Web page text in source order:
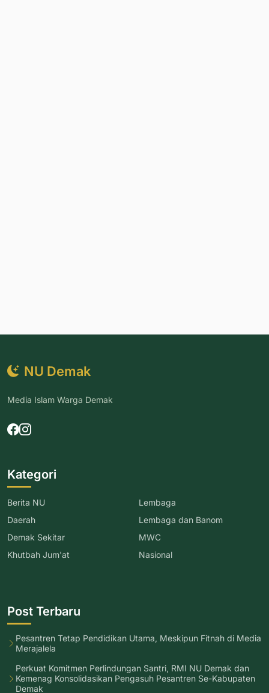
NU Demak
Media Islam Warga Demak
Kategori
Berita NU
Daerah
Demak Sekitar
Khutbah Jum'at
Lembaga
Lembaga dan Banom
MWC
Nasional
Post Terbaru
Pesantren Tetap Pendidikan Utama, Meskipun Fitnah di Media
Merajalela
Perkuat Komitmen Perlindungan Santri, RMI NU Demak dan
Kemenag Konsolidasikan Pengasuh Pesantren Se-Kabupaten
Demak